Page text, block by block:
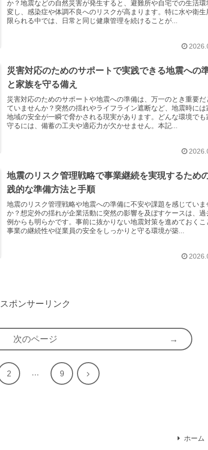
か？地震などの自然災害が発生すると、避難所や自宅での生活環
変し、感染症や体調不良へのリスクが高まります。特に水や衛生
限られる中では、日常と同じ健康管理を続けることが...
災害対応のためのサポートで実践できる地震への
と家族を守る備え
災害対応のためのサポートや地震への準備は、万一のとき重要だ
ていませんか？突然の揺れやライフライン遮断など、地震時には
地域の安全が一瞬で脅かされる現実があります。どんな環境でも
守るには、備蓄の工夫や適応力が欠かせません。本記...
地震のリスク管理戦略で事業継続を実現するため
践的な準備方法と手順
地震のリスク管理戦略や地震への準備に不安や課題を感じていま
か？想定外の揺れが企業活動に突然の影響を及ぼすケースは、過
例からも明らかです。事前に抜かりない地震対策を進めておくこ
事業の継続性や従業員の安全をしっかりと守る環境が築...
スポンサーリンク
次のページ
2 … 9 次
ホーム